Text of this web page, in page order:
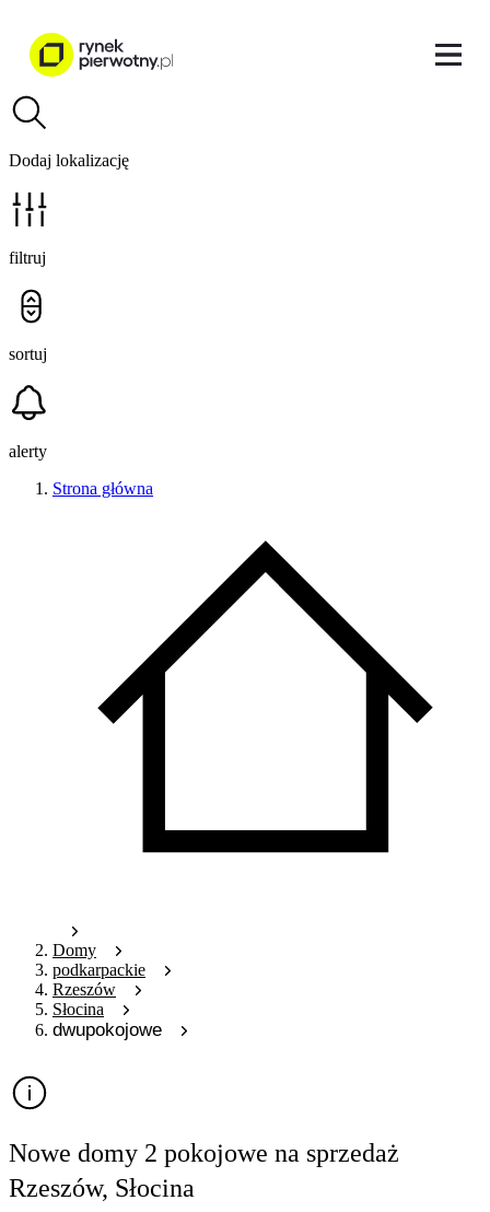
Dodaj lokalizację
filtruj
sortuj
alerty
Strona główna
Domy
podkarpackie
Rzeszów
Słocina
dwupokojowe
Nowe domy 2 pokojowe na sprzedaż
Rzeszów, Słocina